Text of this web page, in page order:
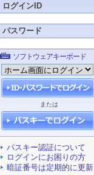
ログインID
パスワード
ソフトウェアキーボード
または
パスキー認証について
ログインにお困りの方
暗証番号は定期的に更新